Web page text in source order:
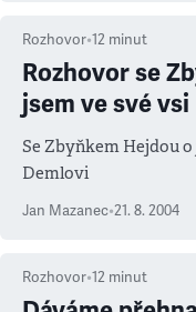
Norimberku. Od roku
se práci s mládeží,
a řeholníky v
ekonomy. Patří k
literatury v Evropě,
nosičů) vyšlo také v
Konec rámečku
„uzdravovat vnitřní
Rozhovor•12 minut
Rozhovor se
jsem ve své vsi
Se Zbyňkem Hejdou
Demlovi
Jan Mazanec•21. 8. 2004
Rozhovor•12 minut